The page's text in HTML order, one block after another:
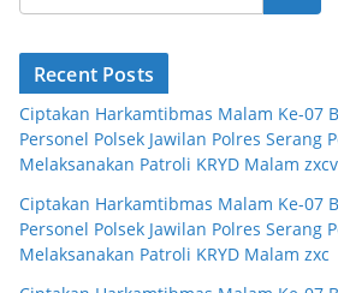
Recent Posts
Ciptakan Harkamtibmas Malam Ke-07
Personel Polsek Jawilan Polres Serang
Melaksanakan Patroli KRYD Malam zxcv
Ciptakan Harkamtibmas Malam Ke-07
Personel Polsek Jawilan Polres Serang
Melaksanakan Patroli KRYD Malam zxc